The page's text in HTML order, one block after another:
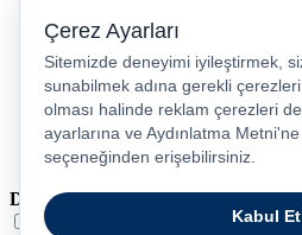
Samsung Galaxy S25
Samsung Galaxy S25 Ultra
PS5 / Playstation 5
PS4 / Playstation 4
Nintendo Switch
Xbox Series S
Xbox Series X
Dil
Türkçe